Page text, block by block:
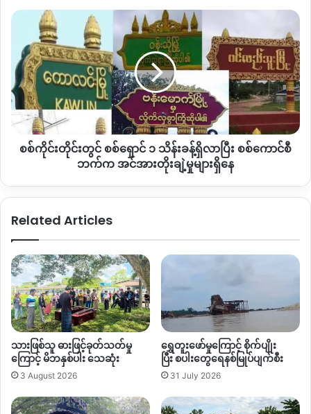
ရိက္ခာသယ်ကား စုစုပေါင်း ၆၀ ခန့်ကို မိုးကောင်းမှ ဒွမ်ဘန်အခြေစိုက်
၂၉၈ တပ်ရင်းတွင်တစ်ကြိမ်၊ ရှဒူးဇွပ်အခြေစိုက် ၂၉၇ တပ်ရင်းတွင်
တစ်ကြိမ် အနားယူပြီး တနိုင်းမြို့သို့ ပို့ဆောင်ခဲ့သည်။
တနိုင်းသို့ ရောက်ရှိစဉ် စစ်ကား စုစုပေါင်း ၄၃ စီးရှိကြောင်း ဒေသခံ
များထံမှ သိရသည်။
စစ်ကောင်စီတပ်၏ တနိုင်းအထိ စစ်ရိက္ခာသယ်ယူရေးခရီးစဉ်မှာ
ရက်ပေါင်း ၂ ပတ်ခန့်အထိ ကြာမြင့်ခဲ့ပြီး ၎င်းတို့ကို လီဒိုလမ်းမကြီး
အဆိုပါတိုက်ပွဲများတွင် စစ်ကောင်စီဘက်က ထိခိုက်ကျဆုံးမှု
များပြားကြောင်း ဒေသခံများ ပြောဆိုနေသော်လည်း အသေးစိတ်
အချက်အလက်ကို KNG က စုံစမ်းနေဆဲ ဖြစ်သည်။
ဆက်လက်ပြီး လီဒိုလမ်းပေါ် သွားလာနေသော စစ်ကောင်စီတပ်များ
နှင့် ကချင်လွတ်လပ်ရေးတပ်မတော် KIA တို့ကြား တိုက်ပွဲ
ဆက်လက်ဖြစ်ပွားနိုင်ကြောင်း ဒေသခံများက သုံးသပ်ပြောဆိုနေကြ
သည်။
စစ်ကိုင်းတိုင်း
ရှောင်
၁
သိန်း
ခန့်
ရှိ
ပြီး
အင်အား
မှု
များ
ရှိ
နေ
စစ်ကိုင်းတိုင်းတွင် စစ်ရှောင် ၁ သိန်းခန့်ရှိလာပြီး စစ်ကောင်စီ
ဘက်က အင်အားတိုးချဲ့မှုများရှိနေ
Related Articles
သားဖြစ်သူ ဓားဖြင့်ခုတ်သတ်မှု
ကြောင့် မိဘနှစ်ပါး သေဆုံး
3 August 2026
ရွှေတူးဖော်မှုကြောင့် စိုက်ပျိုး
ပြီး စပါးတွေရေနစ်မြုပ်ပျက်စီး
31 July 2026